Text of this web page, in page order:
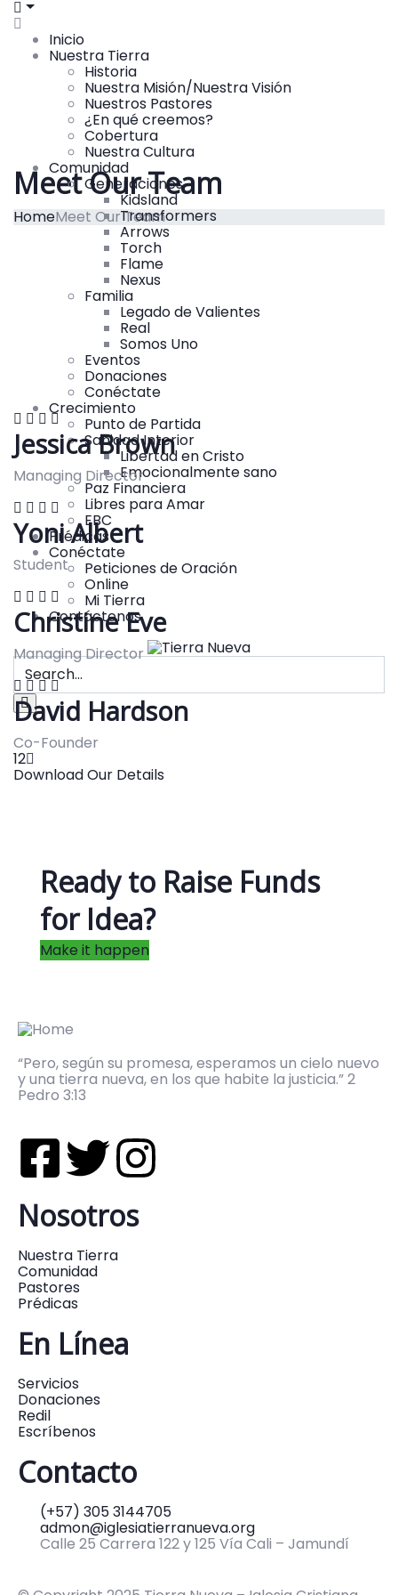
Inicio
Nuestra Tierra
Historia
Nuestra Misión/Nuestra Visión
Nuestros Pastores
¿En qué creemos?
Cobertura
Nuestra Cultura
Comunidad
Generaciones
Kidsland
Transformers
Arrows
Torch
Flame
Nexus
Familia
Legado de Valientes
Real
Somos Uno
Eventos
Donaciones
Conéctate
Crecimiento
Punto de Partida
Sanidad Interior
Libertad en Cristo
Emocionalmente sano
Paz Financiera
Libres para Amar
EBC
Prédicas
Conéctate
Peticiones de Oración
Online
Mi Tierra
Contáctenos
Meet Our Team
HomeMeet Our Team
Jessica Brown
Managing Director
Yoni Albert
Student
Christine Eve
Managing Director
David Hardson
Co-Founder
12
Download Our Details
Ready to Raise Funds
for Idea?
Make it happen
“Pero, según su promesa, esperamos un cielo nuevo
y una tierra nueva, en los que habite la justicia.” 2
Pedro 3:13
Nosotros
Nuestra Tierra
Comunidad
Pastores
Prédicas
En Línea
Servicios
Donaciones
Redil
Escríbenos
Contacto
(+57) 305 3144705
admon@iglesiatierranueva.org
Calle 25 Carrera 122 y 125 Vía Cali – Jamundí